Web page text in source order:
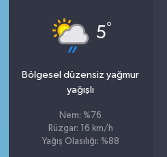
5°
Bölgesel düzensiz yağmur
yağışlı
Nem: %76
Rüzgar: 16 km/h
Yağış Olasılığı: %88